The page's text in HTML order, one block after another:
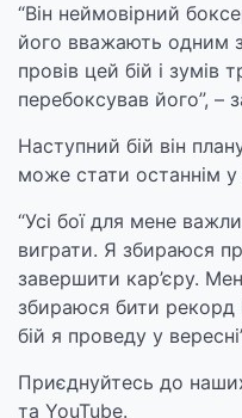
“Він неймовірний
його вважають одним
провів цей бій і зумів
перебоксував його”, –
Наступний бій він
може стати останнім у
“Усі бої для мене
виграти. Я збираюся
завершити кар’єру.
збираюся бити рекорд
бій я проведу у
Приєднуйтесь до
та YouTube.